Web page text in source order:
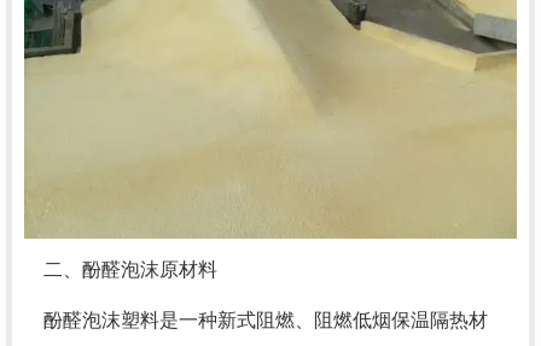
二、酚醛泡沫原材料
酚醛泡沫塑料是一种新式阻燃、阻燃低烟保温隔热材